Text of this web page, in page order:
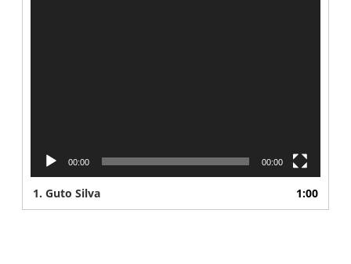
00:00 00:00
1.Guto Silva 1:00